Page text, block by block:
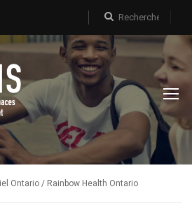
Ontario / Rainbow Health Ontario